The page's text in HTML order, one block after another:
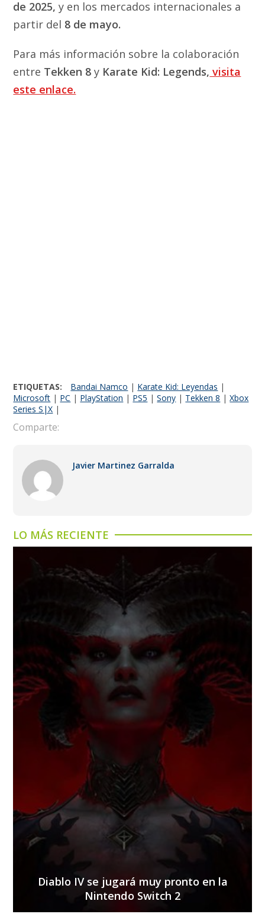
de 2025,y en los mercados internacionales a
partir del 8 de mayo.
Para más información sobre la colaboración
entre Tekken 8 y Karate Kid: Legends, visita
este enlace.
ETIQUETAS: Bandai Namco | Karate Kid: Leyendas |
Microsoft | PC | PlayStation | PS5 |Sony | Tekken 8 |Xbox
Series S|X |
Comparte:
Javier Martinez Garralda
LO MÁS RECIENTE
Diablo IV se jugará muy pronto en la
Nintendo Switch 2